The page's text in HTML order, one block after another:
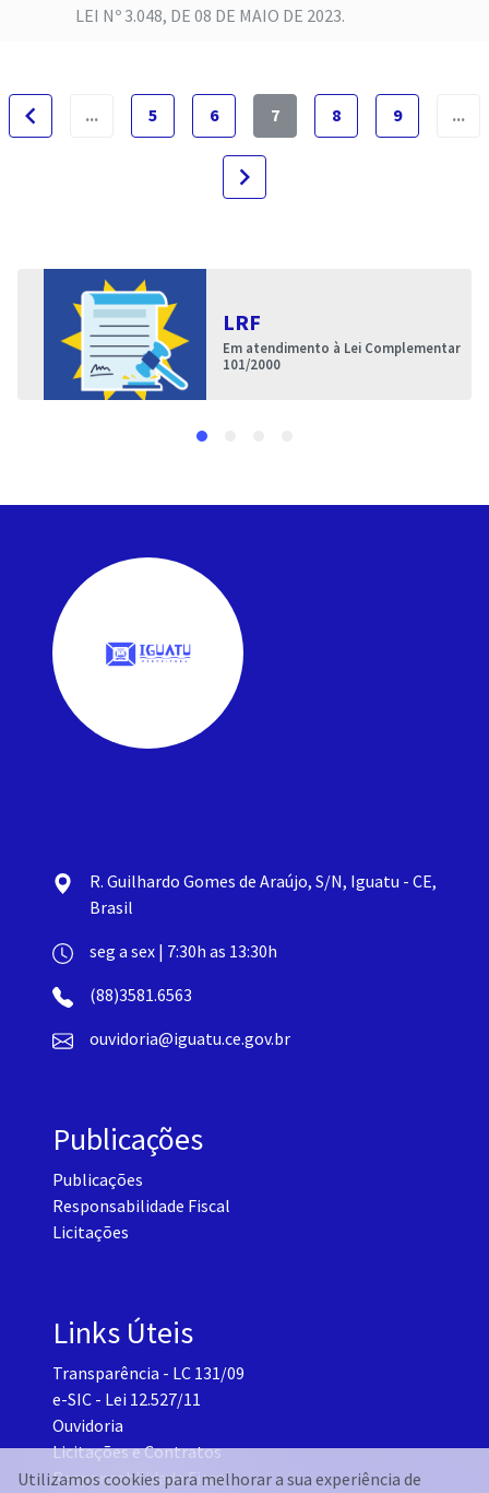
LEI Nº 3.048, DE 08 DE MAIO DE 2023.
navigate_before ... 5 6 7 8 9 ...
navigate_next
LRF
Em atendimento à Lei Complementar
101/2000
R. Guilhardo Gomes de Araújo, S/N, Iguatu - CE,
Brasil
seg a sex | 7:30h as 13:30h
(88)3581.6563
ouvidoria@iguatu.ce.gov.br
Publicações
Publicações
Responsabilidade Fiscal
Licitações
Links Úteis
Transparência - LC 131/09
e-SIC - Lei 12.527/11
Ouvidoria
Licitações e Contratos
Responsabilidade Fiscal
Utilizamos cookies para melhorar a sua experiência de